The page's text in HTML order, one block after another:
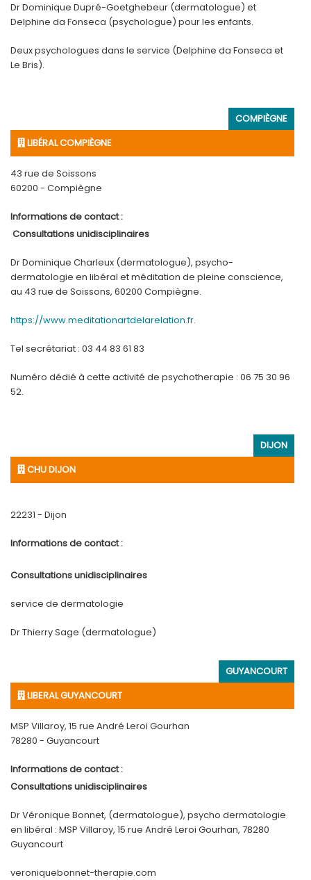
Dr Dominique Dupré-Goetghebeur (dermatologue) et
Delphine da Fonseca (psychologue) pour les enfants.
Deux psychologues dans le service (Delphine da Fonseca et
Le Bris).
COMPIÈGNE
LIBÉRAL COMPIÈGNE
43 rue de Soissons
60200 - Compiègne
Informations de contact :
Consultations unidisciplinaires
Dr Dominique Charleux (dermatologue), psycho-
dermatologie en libéral et méditation de pleine conscience,
au 43 rue de Soissons, 60200 Compiègne.
https://www.meditationartdelarelation.fr.
Tel secrétariat : 03 44 83 61 83
Numéro dédié à cette activité de psychotherapie : 06 75 30 96
52.
DIJON
CHU DIJON
22231 - Dijon
Informations de contact :
Consultations unidisciplinaires
service de dermatologie
Dr Thierry Sage (dermatologue)
GUYANCOURT
LIBERAL GUYANCOURT
MSP Villaroy, 15 rue André Leroi Gourhan
78280 - Guyancourt
Informations de contact :
Consultations unidisciplinaires
Dr Véronique Bonnet, (dermatologue), psycho dermatologie
en libéral : MSP Villaroy, 15 rue André Leroi Gourhan, 78280
Guyancourt
veroniquebonnet-therapie.com